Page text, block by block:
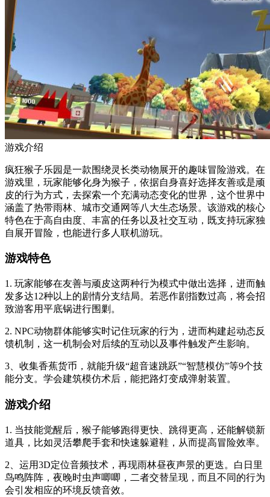
游戏介绍
疯狂猴子乐园是一款围绕灵长类动物展开的趣味冒险游戏。在
游戏里，玩家能够化身为猴子，依据自身喜好选择友善或是顽
皮的行为方式，去探索一个充满动态变化的世界，这个世界中
涵盖了热带雨林、城市交通网等八大生态场景。该游戏的核心
特色在于高自由度、丰富的任务以及社交互动，既支持玩家独
自展开冒险，也能进行多人联机游玩。
游戏特色
1. 玩家能够在友善与顽皮这两种行为模式中做出选择，进而触
发多达12种以上的剧情分支结局。若恶作剧指数过高，将会招
致游客用平底锅进行围剿。
2. NPC动物群体能够实时记住玩家的行为，进而构建起动态反
馈机制，这一机制会对后续的互动以及事件触发产生影响。
3、收集香蕉货币，就能升级“超音速跳跃”“智慧模仿”等9个技
能分支。学会建筑模仿术后，能把路灯变成弹射装置。
游戏介绍
1. 当技能觉醒后，猴子能够跑得更快、跳得更高，还能解锁新
道具，比如灵活攀爬手套和快速躲避鞋，从而提高冒险效率。
2、运用3D定位音频技术，再现雨林昼夜声景的更迭。白日里
鸟鸣阵阵，夜晚时虫声唧唧，二者交替呈现，而且不同的行为
会引发相应的环境反馈音效。